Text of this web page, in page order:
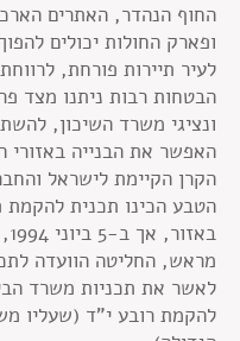
החוף הנהדר, האתרים
ופארק החולות יכולים
לעיר תיירות פורחת,
הבטחות רבות ניתנו מצד
ונציגי משרד השיכון,
האפשר את הבנייה באזורי
הקרן הקיימת לישראל
הטבע הכינו תכנית להקמת
מראש, החליטה הוועדה
לאשר את תכניות משרד
להקמת רובע י"ד (שעליו